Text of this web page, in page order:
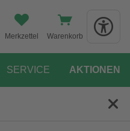
Merkzettel Warenkorb
SERVICE AKTIONEN